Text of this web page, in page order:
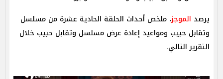
يرصد الموجز، ملخص أحداث الحلقة الحادية عشرة من مسلسل
وتقابل حبيب ومواعيد إعادة عرض مسلسل وتقابل حبيب خلال
التقرير التالي.